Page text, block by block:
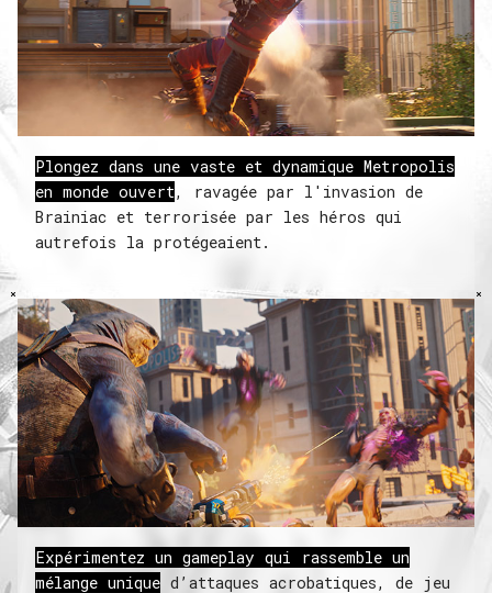
Plongez dans une vaste et dynamique Metropolis
en monde ouvert, ravagée par l'invasion de
Brainiac et terrorisée par les héros qui
autrefois la protégeaient.
Expérimentez un gameplay qui rassemble un
mélange unique d’attaques acrobatiques, de jeu